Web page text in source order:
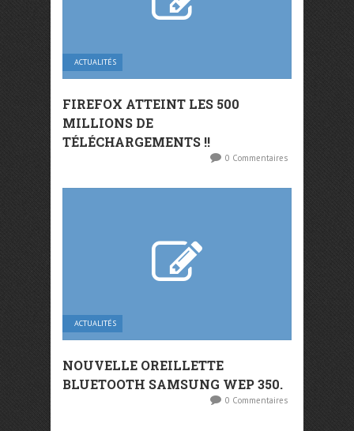
ACTUALITÉS
FIREFOX ATTEINT LES 500
MILLIONS DE
TÉLÉCHARGEMENTS !!
0 Commentaires
ACTUALITÉS
NOUVELLE OREILLETTE
BLUETOOTH SAMSUNG WEP 350.
0 Commentaires